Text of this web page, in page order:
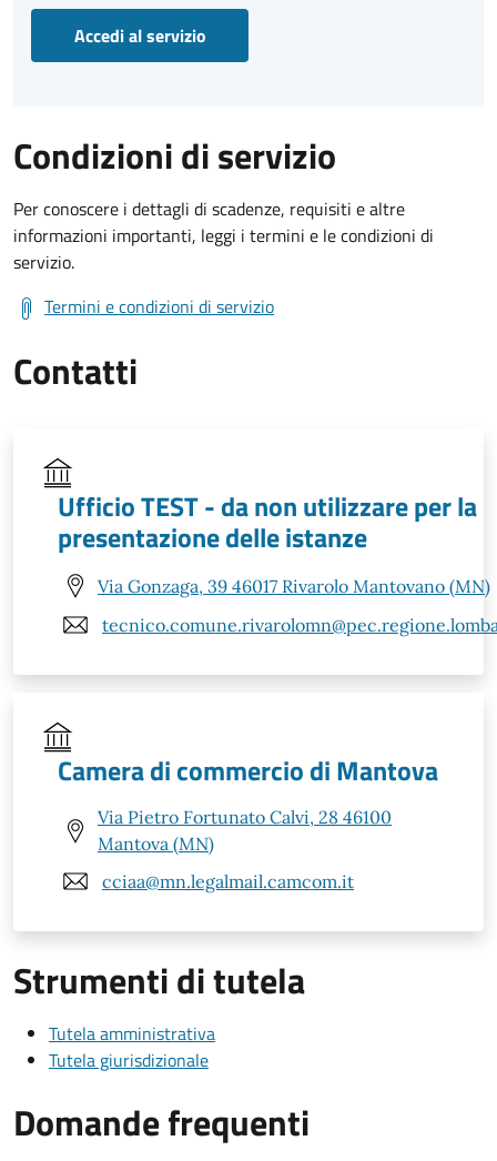
Accedi al servizio
Condizioni di servizio
Per conoscere i dettagli di scadenze, requisiti e altre
informazioni importanti, leggi i termini e le condizioni di
servizio.
Termini e condizioni di servizio
Contatti
Ufficio TEST - da non utilizzare per la
presentazione delle istanze
Via Gonzaga, 39 46017 Rivarolo Mantovano (MN)
Camera di commercio di Mantova
Via Pietro Fortunato Calvi, 28 46100
Mantova (MN)
cciaa@mn.legalmail.camcom.it
Strumenti di tutela
Tutela amministrativa
Tutela giurisdizionale
Domande frequenti